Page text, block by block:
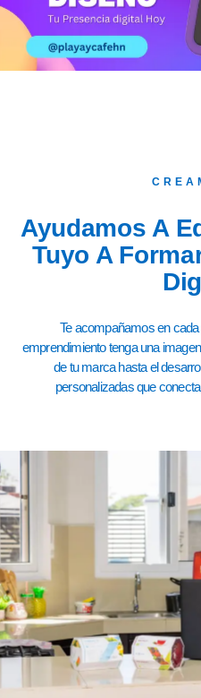
Ayudamos A
Tuyo A
Te acompañamos en
emprendimiento tenga una
de tu marca hasta el
personalizadas que